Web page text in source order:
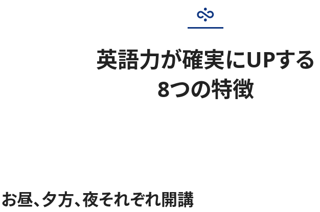
英語力が確実にUPする
8つの特徴
昼、夕方、夜それぞれ開講